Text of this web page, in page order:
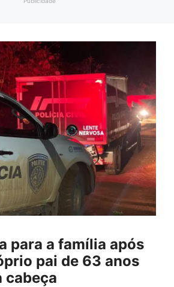
para a família após
pai de 63 anos
cabeça